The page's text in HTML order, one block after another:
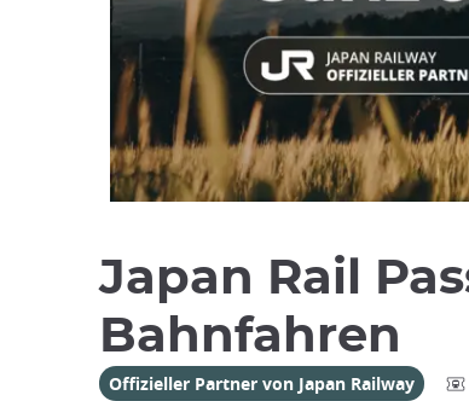
Japan Rail
Bahnfahren
Offizieller Partner von Japan Railway